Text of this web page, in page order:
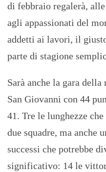
di febbraio regalerà,
agli appassionati del
addetti ai lavori, il
parte di stagione
Sarà anche la gara
San Giovanni con 44
41. Tre le lunghezze
due squadre, ma anche
successi che potrebbe
significativo: 14 le